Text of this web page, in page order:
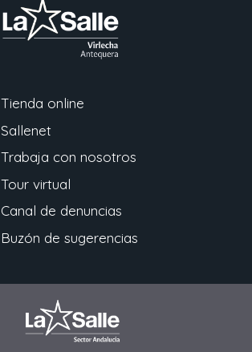
Tienda online
Sallenet
Trabaja con nosotros
Tour virtual
Canal de denuncias
Buzón de sugerencias